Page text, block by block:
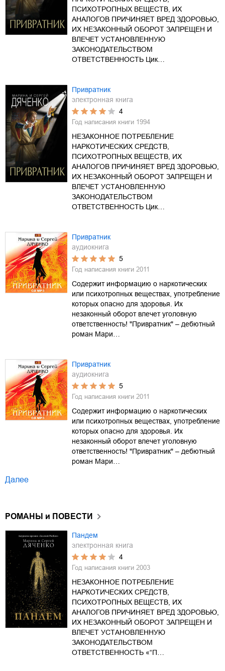
ПСИХОТРОПНЫХ ВЕЩЕСТВ, ИХ
АНАЛОГОВ ПРИЧИНЯЕТ ВРЕД ЗДОРОВЬЮ,
ИХ НЕЗАКОННЫЙ ОБОРОТ ЗАПРЕЩЕН И
ВЛЕЧЕТ УСТАНОВЛЕННУЮ
ЗАКОНОДАТЕЛЬСТВОМ
ОТВЕТСТВЕННОСТЬ Цик…
Привратник
электронная книга
4
Год написания книги 1994
НЕЗАКОННОЕ ПОТРЕБЛЕНИЕ
НАРКОТИЧЕСКИХ СРЕДСТВ,
ПСИХОТРОПНЫХ ВЕЩЕСТВ, ИХ
АНАЛОГОВ ПРИЧИНЯЕТ ВРЕД ЗДОРОВЬЮ,
ИХ НЕЗАКОННЫЙ ОБОРОТ ЗАПРЕЩЕН И
ВЛЕЧЕТ УСТАНОВЛЕННУЮ
ЗАКОНОДАТЕЛЬСТВОМ
ОТВЕТСТВЕННОСТЬ Цик…
Привратник
аудиокнига
5
Год написания книги 2011
Содержит информацию о наркотических
или психотропных веществах, употребление
которых опасно для здоровья. Их
незаконный оборот влечет уголовную
ответственность! "Привратник" – дебютный
роман Мари…
Привратник
аудиокнига
5
Год написания книги 2011
Содержит информацию о наркотических
или психотропных веществах, употребление
которых опасно для здоровья. Их
незаконный оборот влечет уголовную
ответственность! "Привратник" – дебютный
роман Мари…
Далее
РОМАНЫ и ПОВЕСТИ
Пандем
электронная книга
4
Год написания книги 2003
НЕЗАКОННОЕ ПОТРЕБЛЕНИЕ
НАРКОТИЧЕСКИХ СРЕДСТВ,
ПСИХОТРОПНЫХ ВЕЩЕСТВ, ИХ
АНАЛОГОВ ПРИЧИНЯЕТ ВРЕД ЗДОРОВЬЮ,
ИХ НЕЗАКОННЫЙ ОБОРОТ ЗАПРЕЩЕН И
ВЛЕЧЕТ УСТАНОВЛЕННУЮ
ЗАКОНОДАТЕЛЬСТВОМ
ОТВЕТСТВЕННОСТЬ «“П…